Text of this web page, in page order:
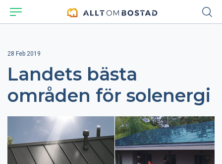
28 Feb 2019
Landets bästa
områden för solenergi